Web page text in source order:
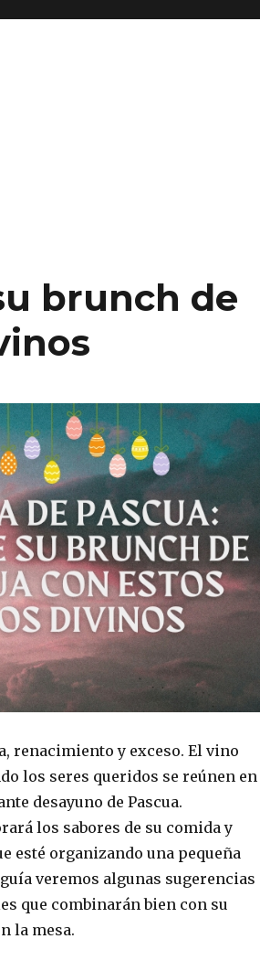
brunch de
renacimiento y exceso. El vino
los seres queridos se reúnen en
desayuno de Pascua.
los sabores de su comida y
esté organizando una pequeña
veremos algunas sugerencias
que combinarán bien con su
la mesa.